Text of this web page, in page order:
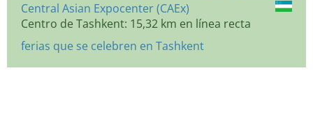
Central Asian Expocenter (CAEx)
Centro de Tashkent: 15,32 km en línea recta
ferias que se celebren en Tashkent